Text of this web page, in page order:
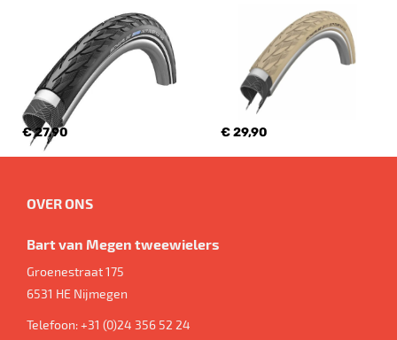
€ 27,90 € 29,90
OVER ONS
Bart van Megen tweewielers
Groenestraat 175
6531 HE Nijmegen
Telefoon:+31 (0)24 356 52 24